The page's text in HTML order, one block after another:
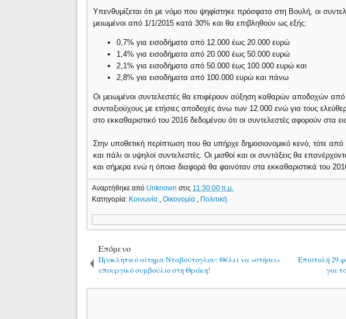
Υπενθυμίζεται ότι με νόμο που ψηφίστηκε πρόσφατα στη Βουλή, οι
μειωμένοι από 1/1/2015 κατά 30% και θα επιβληθούν ως εξής:
0,7% για εισοδήματα από 12.000 έως 20.000 ευρώ
1,4% για εισοδήματα από 20.000 έως 50.000 ευρώ
2,1% για εισοδήματα από 50.000 έως 100.000 ευρώ και
2,8% για εισοδήματα από 100.000 ευρώ και πάνω
Οι μειωμένοι συντελεστές θα επιφέρουν αύξηση καθαρών αποδοχών από
συνταξιούχους με ετήσιες αποδοχές άνω των 12.000 ενώ για τους
στο εκκαθαριστικό του 2016 δεδομένου ότι οι συντελεστές αφορούν στα
Στην υποθετική περίπτωση που θα υπήρχε δημοσιονομικό κενό, τότε από
και πάλι οι υψηλοί συντελεστές. Οι μισθοί και οι συντάξεις θα
και σήμερα ενώ η όποια διαφορά θα φαινόταν στα εκκαθαριστικά του
Αναρτήθηκε από Unknownστις 11:30:00 π.μ.
Κατηγορία: Κοινωνία ,Οικονομία Πολιτική
Επόμενο
Προκλητικό αίτημα Νταβούτογλου: Θέλει να «στήσει»
υπουργικό συμβούλιο στη Θράκη!
Επιστολή 29
για